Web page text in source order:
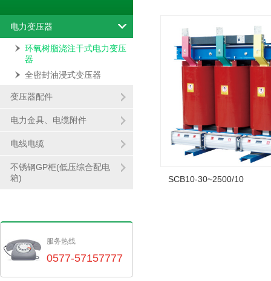
电力变压器
环氧树脂浇注干式电力变压
器
全密封油浸式变压器
变压器配件
电力金具、电缆附件
电线电缆
不锈钢GP柜(低压综合配电
箱)
服务热线
0577-57157777
SCB10-30~2500/10